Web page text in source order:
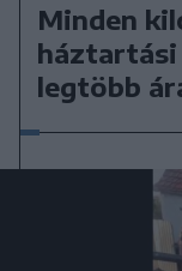
Minden
háztartási
legtöbb